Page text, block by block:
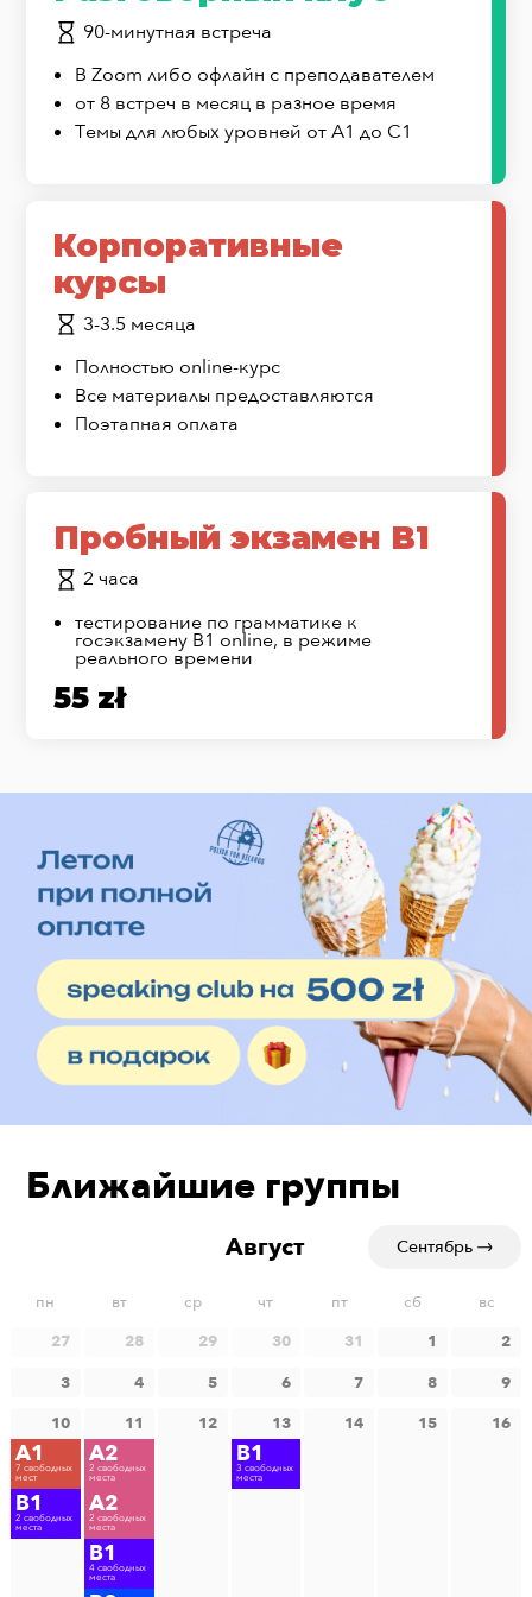
90-минутная встреча
В Zoom либо офлайн с преподавателем
от 8 встреч в месяц в разное время
Темы для любых уровней от А1 до С1
Корпоративные
курсы
3-3.5 месяца
Полностью online-курс
Все материалы предоставляются
Поэтапная оплата
Пробный экзамен B1
2 часа
тестирование по грамматике к
госэкзамену B1 online, в режиме
реального времени
55 zł
Ближайшие группы
Август Сентябрь
пн вт ср чт пт сб
вс
27
28 29 30 31 1
2
3
4 5 6 7 8
9
10
A1
7 свободных
мест
B1
2 свободных
места
11
A2
2 свободных
места
A2
2 свободных
места
B1
4 свободных
места
12 13
B1
3 свободных
места
14 15 16